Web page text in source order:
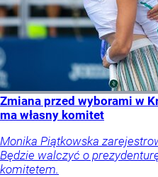
Zmiana przed wyborami w
ma własny komitet
Monika Piątkowska
Będzie walczyć o
komitetem.